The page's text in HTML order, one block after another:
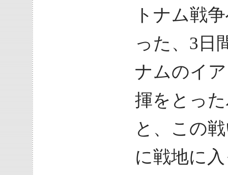
トナム戦
った、3日
ナムのイ
揮をとっ
と、この
に戦地に